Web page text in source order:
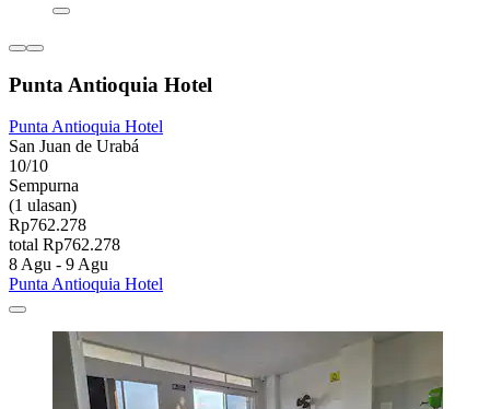
Punta Antioquia Hotel
Punta Antioquia Hotel
San Juan de Urabá
10/10
Sempurna
(1 ulasan)
Rp762.278
total Rp762.278
8 Agu - 9 Agu
Punta Antioquia Hotel